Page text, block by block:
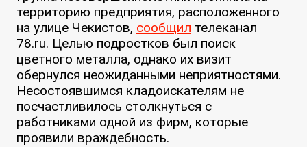
территорию предприятия, расположенного
на улице Чекистов, сообщил телеканал
78.ru. Целью подростков был поиск
цветного металла, однако их визит
обернулся неожиданными неприятностями.
Несостоявшимся кладоискателям не
посчастливилось столкнуться с
работниками одной из фирм, которые
проявили враждебность.